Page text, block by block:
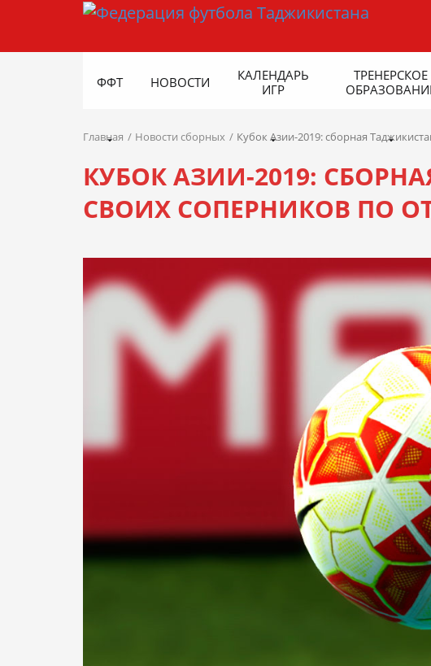
ФФТ НОВОСТИ
КАЛЕНДАРЬ
ИГР
ТРЕНЕРСКОЕ
Главная Новости сборных Кубок Азии-2019: сборная
КУБОК АЗИИ-2019:
СВОИХ СОПЕРНИКОВ ПО